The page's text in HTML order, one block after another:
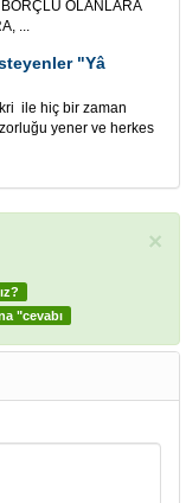
OLANLARA
...
"Yâ
hiç bir zaman
zorluğu yener ve herkes
×
"cevabı